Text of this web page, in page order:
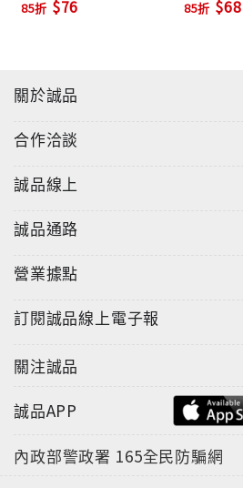
85折 $76 85折 $68
關於誠品
合作洽談
誠品線上
誠品通路
營業據點
訂閱誠品線上電子報
關注誠品
誠品APP
內政部警政署 165全民防騙網